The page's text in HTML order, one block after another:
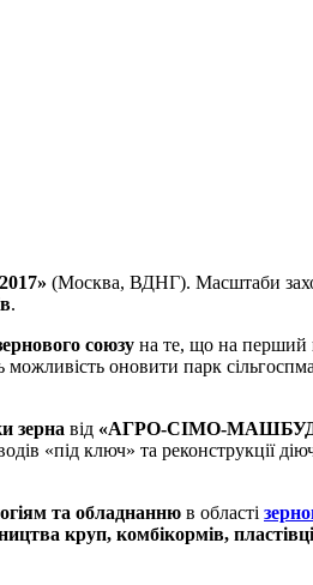
(Москва, ВДНГ). Масштаби
.
союзу на те, що на перший
можливість оновити парк
зерна від «АГРО-СІМО-
«під ключ» та реконструкції
та обладнанню в області
круп, комбікормів,